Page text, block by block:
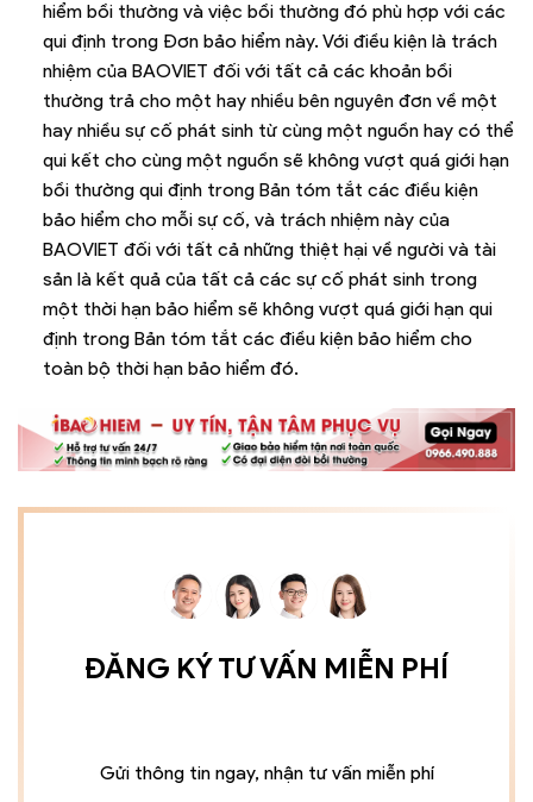
hiểm bồi thường và việc bồi thường đó phù hợp với các
qui định trong Đơn bảo hiểm này. Với điều kiện là trách
nhiệm của BAOVIET đối với tất cả các khoản bồi
thường trả cho một hay nhiều bên nguyên đơn về một
hay nhiều sự cố phát sinh từ cùng một nguồn hay có thể
qui kết cho cùng một nguồn sẽ không vượt quá giới hạn
bồi thường qui định trong Bản tóm tắt các điều kiện
bảo hiểm cho mỗi sự cố, và trách nhiệm này của
BAOVIET đối với tất cả những thiệt hại về người và tài
sản là kết quả của tất cả các sự cố phát sinh trong
một thời hạn bảo hiểm sẽ không vượt quá giới hạn qui
định trong Bản tóm tắt các điều kiện bảo hiểm cho
toàn bộ thời hạn bảo hiểm đó.
ĐĂNG KÝ TƯ VẤN MIỄN PHÍ
Gửi thông tin ngay, nhận tư vấn miễn phí